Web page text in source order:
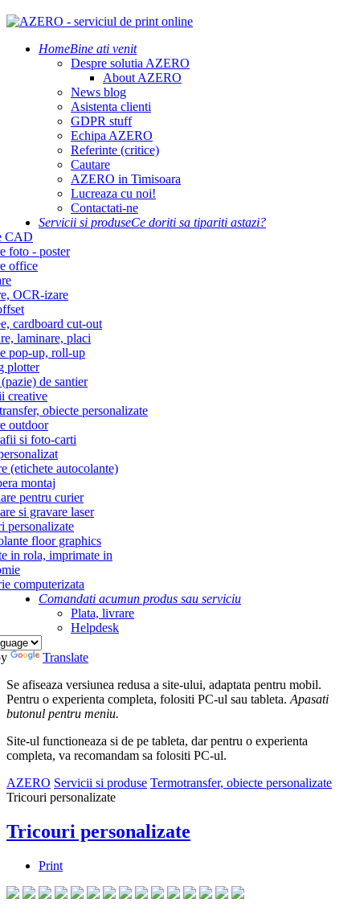
HomeBine ati venit
Despre solutia AZERO
About AZERO
News blog
Asistenta clienti
GDPR stuff
Echipa AZERO
Referinte (critice)
Cautare
AZERO in Timisoara
Lucreaza cu noi!
Contactati-ne
Servicii si produseCe doriti sa tipariti astazi?
CAD
foto - poster
office
OCR-izare
cardboard cut-out
laminare, placi
pop-up, roll-up
plotter
de santier
creative
obiecte personalizate
outdoor
si foto-carti
(etichete autocolante)
montaj
pentru curier
si gravare laser
personalizate
floor graphics
in rola, imprimate in
computerizata
Comandati acumun produs sau serviciu
Plata, livrare
Helpdesk
Translate
Se afiseaza versiunea redusa a site-ului, adaptata pentru mobil.
Pentru o experienta completa, folositi PC-ul sau tableta. Apasati
butonul pentru meniu.
Site-ul functioneaza si de pe tableta, dar pentru o experienta
completa, va recomandam sa folositi PC-ul.
AZERO Servicii si produse Termotransfer, obiecte personalizate
Tricouri personalizate
Tricouri personalizate
Print